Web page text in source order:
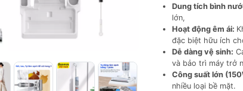
Dung tích bình
lớn,
Hoạt động êm ái:
đặc biệt hữu ích
Dễ dàng vệ sinh:
và bảo trì máy trở
Công suất lớn
nhiều loại bề mặt.